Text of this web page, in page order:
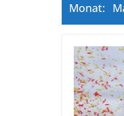
Monat: